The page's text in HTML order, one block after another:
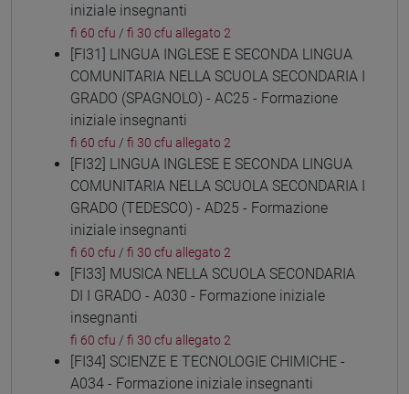
iniziale insegnanti
fi 60 cfu / fi 30 cfu allegato 2
[FI31] LINGUA INGLESE E SECONDA LINGUA
COMUNITARIA NELLA SCUOLA SECONDARIA I
GRADO (SPAGNOLO) - AC25 - Formazione
iniziale insegnanti
fi 60 cfu / fi 30 cfu allegato 2
[FI32] LINGUA INGLESE E SECONDA LINGUA
COMUNITARIA NELLA SCUOLA SECONDARIA I
GRADO (TEDESCO) - AD25 - Formazione
iniziale insegnanti
fi 60 cfu / fi 30 cfu allegato 2
[FI33] MUSICA NELLA SCUOLA SECONDARIA
DI I GRADO - A030 - Formazione iniziale
insegnanti
fi 60 cfu / fi 30 cfu allegato 2
[FI34] SCIENZE E TECNOLOGIE CHIMICHE -
A034 - Formazione iniziale insegnanti